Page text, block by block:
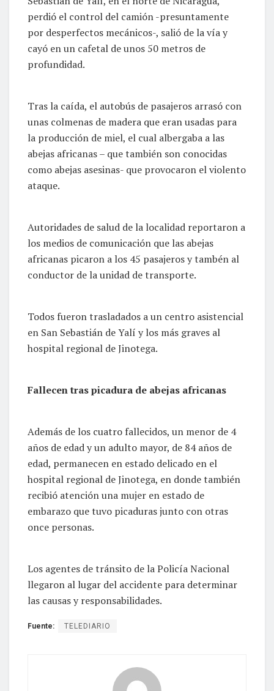
perdió el control del camión -presuntamente
por desperfectos mecánicos-, salió de la vía y
cayó en un cafetal de unos 50 metros de
profundidad.
Tras la caída, el autobús de pasajeros arrasó con
unas colmenas de madera que eran usadas para
la producción de miel, el cual albergaba a las
abejas africanas – que también son conocidas
como abejas asesinas- que provocaron el violento
ataque.
Autoridades de salud de la localidad reportaron a
los medios de comunicación que las abejas
africanas picaron a los 45 pasajeros y tambén al
conductor de la unidad de transporte.
Todos fueron trasladados a un centro asistencial
en San Sebastián de Yalí y los más graves al
hospital regional de Jinotega.
Fallecen tras picadura de abejas africanas
Además de los cuatro fallecidos, un menor de 4
años de edad y un adulto mayor, de 84 años de
edad, permanecen en estado delicado en el
hospital regional de Jinotega, en donde también
recibió atención una mujer en estado de
embarazo que tuvo picaduras junto con otras
once personas.
Los agentes de tránsito de la Policía Nacional
llegaron al lugar del accidente para determinar
las causas y responsabilidades.
Fuente: TELEDIARIO